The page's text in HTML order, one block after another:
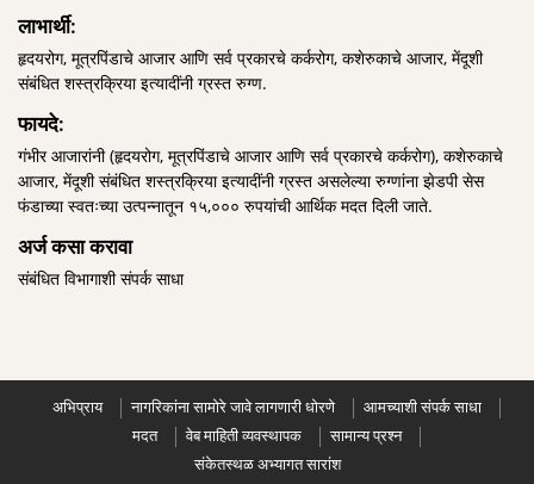
लाभार्थी:
हृदयरोग, मूत्रपिंडाचे आजार आणि सर्व प्रकारचे कर्करोग, कशेरुकाचे आजार, मेंदूशी
संबंधित शस्त्रक्रिया इत्यादींनी ग्रस्त रुग्ण.
फायदे:
गंभीर आजारांनी (हृदयरोग, मूत्रपिंडाचे आजार आणि सर्व प्रकारचे कर्करोग), कशेरुकाचे
आजार, मेंदूशी संबंधित शस्त्रक्रिया इत्यादींनी ग्रस्त असलेल्या रुग्णांना झेडपी सेस
फंडाच्या स्वतःच्या उत्पन्नातून १५,००० रुपयांची आर्थिक मदत दिली जाते.
अर्ज कसा करावा
संबंधित विभागाशी संपर्क साधा
अभिप्राय नागरिकांना सामोरे जावे लागणारी धोरणे
आमच्याशी संपर्क साधा
मदत
वेब माहिती व्यवस्थापक
सामान्य प्रश्न
संकेतस्थळ अभ्यागत सारांश